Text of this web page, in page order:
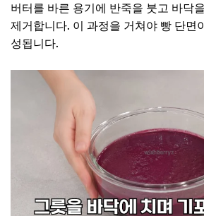
버터를 바른 용기에 반죽을 붓고 바닥
제거합니다. 이 과정을 거쳐야 빵 단면
성됩니다.